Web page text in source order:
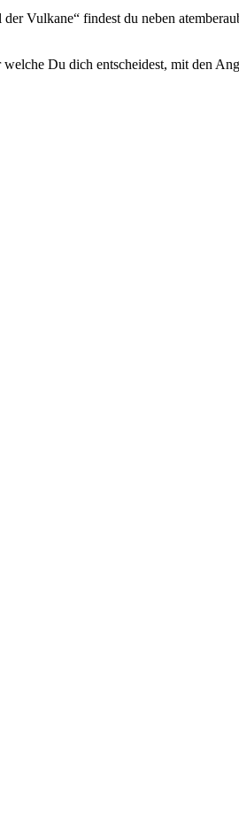
Vulkane“ findest du neben
Du dich entscheidest, mit den